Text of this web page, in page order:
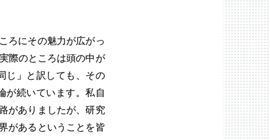
ろにその魅力が広がっ
際のところは頭の中が
じ」と訳しても、その
が続いています。私自
がありましたが、研究
があるということを皆